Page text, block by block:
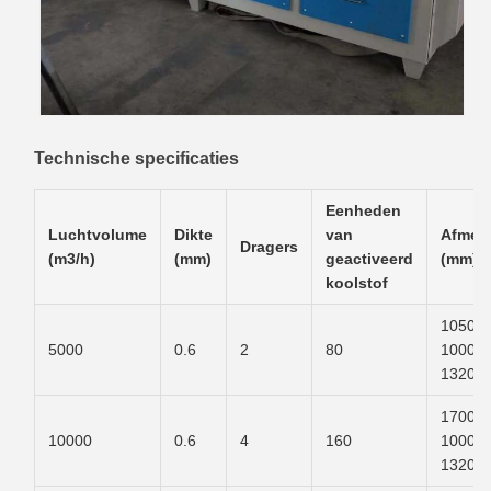
Technische specificaties
Luchtvolume
(m3/h)
Dikte
(mm)
Dragers
Eenheden
van
geactiveerd
koolstof
(mm)
5000 0.6 2 80
1050
1000
1320.
10000 0.6 4 160
1700
1000
1320.